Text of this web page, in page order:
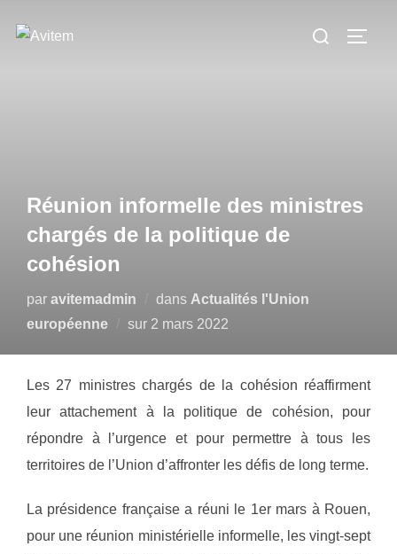
Rechercher :
Réunion informelle des ministres
chargés de la politique de
cohésion
par avitemadmin dans Actualités l'Union
européenne
sur Publié
2 mars 2022
Les 27 ministres chargés de la cohésion réaffirment
leur attachement à la politique de cohésion, pour
répondre à l’urgence et pour permettre à tous les
territoires de l’Union d’affronter les défis de long terme.
La présidence française a réuni le 1er mars à Rouen,
pour une réunion ministérielle informelle, les vingt-sept